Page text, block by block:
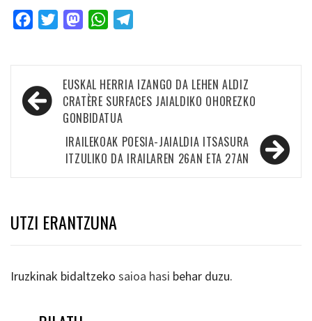
FacebookTwitterMastodonWhatsApp
Bidalketetan
zehar
nabigatu
EUSKAL HERRIA IZANGO DA LEHEN ALDIZ
CRATÈRE SURFACES JAIALDIKO OHOREZKO
GONBIDATUA
IRAILEKOAK POESIA-JAIALDIA ITSASURA
ITZULIKO DA IRAILAREN 26AN ETA 27AN
UTZI ERANTZUNA
Iruzkinak bidaltzeko saioa hasi behar duzu.